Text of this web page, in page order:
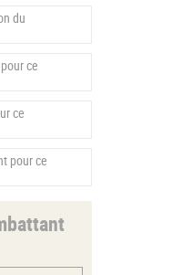
du
ce
ce
pour ce